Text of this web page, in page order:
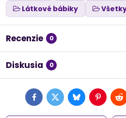
Látkové bábiky
Recenzie 0
Diskusia 0
FacebookTwitterBluesky